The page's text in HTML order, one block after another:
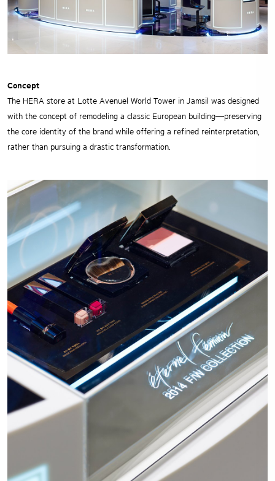
Concept
The HERA store at Lotte Avenuel World Tower in Jamsil was designed
with the concept of remodeling a classic European building—preserving
the core identity of the brand while offering a refined reinterpretation,
rather than pursuing a drastic transformation.